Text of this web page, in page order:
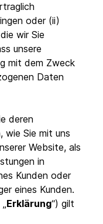
oder (ii)
wir Sie
unsere
mit dem Zweck
Daten
deren
wie Sie mit uns
Website, als
in
Kunden oder
eines Kunden.
Erklärung“) gilt